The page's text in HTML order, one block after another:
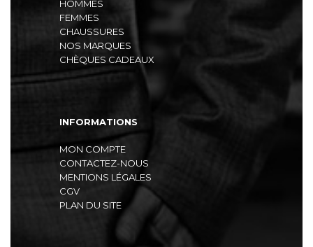
HOMMES
FEMMES
CHAUSSURES
NOS MARQUES
CHÈQUES CADEAUX
INFORMATIONS
MON COMPTE
CONTACTEZ-NOUS
MENTIONS LÉGALES
CGV
PLAN DU SITE